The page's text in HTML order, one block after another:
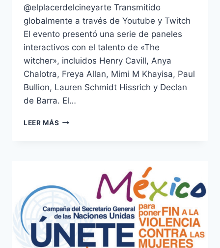
@elplacerdelcineyarte Transmitido
globalmente a través de Youtube y Twitch
El evento presentó una serie de paneles
interactivos con el talento de «The
witcher», incluidos Henry Cavill, Anya
Chalotra, Freya Allan, Mimi M Khayisa, Paul
Bullion, Lauren Schmidt Hissrich y Declan
de Barra. El…
LEER MÁS WITCHERCON